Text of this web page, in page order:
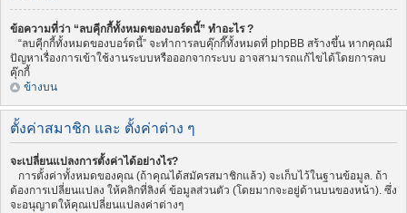
ข้อความที่ว่า “ลบคุีกกี้ทั้งหมดของบอร์ดนี้” ทำอะไร ?
“ลบคุีกกี้ทั้งหมดของบอร์ดนี้” จะทำการลบคุ๊กกี๊ทั้งหมดที่ phpBB สร้างขึ้น หากคุณมี
ปัญหาเรื่องการเข้าใช้งานระบบหรือออกจากระบบ อาจสามารถแก้ไขได้โดยการลบ
คุ๊กกี้
ข้างบน
ตั้งค่าสมาชิก และ ตั้งค่าต่าง ๆ
จะเปลี่ยนแปลงการตั้งค่าได้อย่างไร?
การตั้งค่าทั้งหมดของคุณ (ถ้าคุณได้สมัครสมาชิกแล้ว) จะเก็บไว้ในฐานข้อมูล. ถ้า
ต้องการเปลี่ยนแปลง ให้คลิกที่ลิงค์ ข้อมูลส่วนตัว (โดยมากจะอยู่ด้านบนของหน้า). ซึ่ง
จะอนุญาตให้คุณเปลี่ยนแปลงค่าต่างๆ